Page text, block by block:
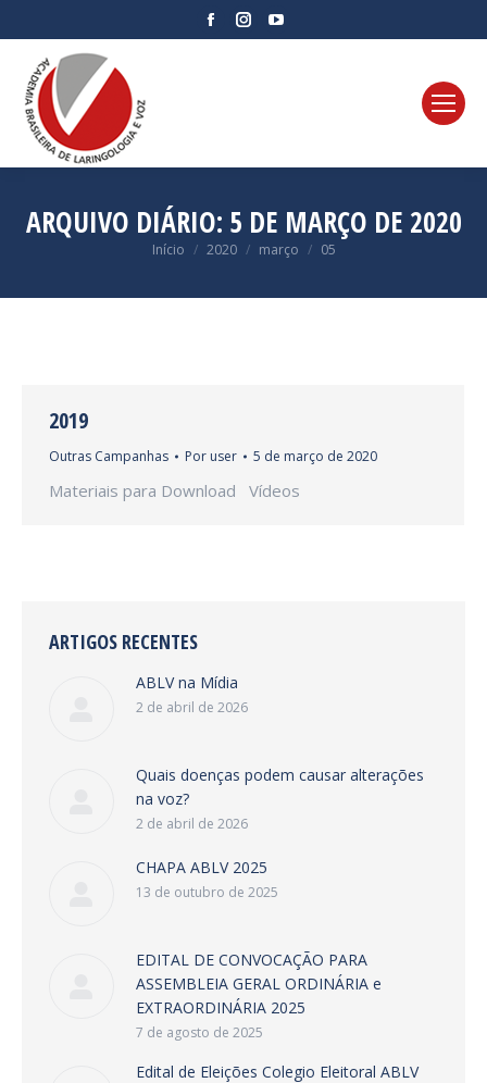
FacebookInstagram
ARQUIVO DIÁRIO: 5 DE MARÇO DE 2020
Você está aqui:
Início 2020 março 05
2019
Outras Campanhas Por user 5 de março de 2020
Materiais para Download Vídeos
ARTIGOS RECENTES
ABLV na Mídia
2 de abril de 2026
Quais doenças podem causar alterações
na voz?
2 de abril de 2026
CHAPA ABLV 2025
13 de outubro de 2025
EDITAL DE CONVOCAÇÃO PARA
ASSEMBLEIA GERAL ORDINÁRIA e
EXTRAORDINÁRIA 2025
7 de agosto de 2025
Edital de Eleições Colegio Eleitoral ABLV